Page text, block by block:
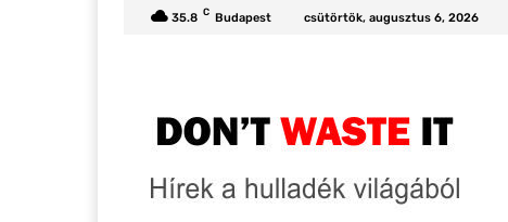
35.8 C Budapest csütörtök, augusztus 6, 2026